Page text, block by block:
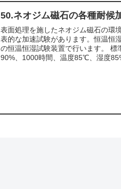
50.ネオジム磁石の各種耐候
表面処理を施したネオジム磁石の環
表的な加速試験があります。恒温恒
の恒温恒湿試験装置で行います。
90%、1000時間、温度85℃、湿度